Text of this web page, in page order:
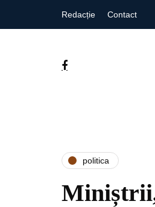
Redacție Contact
politica